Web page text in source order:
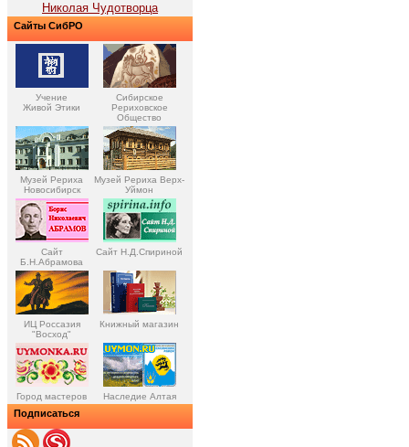
Николая Чудотворца
Сайты СибРО
Учение
Живой Этики
Сибирское
Рериховское
Общество
Музей Рериха
Новосибирск
Музей Рериха Верх-
Уймон
Сайт
Б.Н.Абрамова
Сайт Н.Д.Спириной
ИЦ Россазия
"Восход"
Книжный магазин
Город мастеров Наследие Алтая
Подписаться